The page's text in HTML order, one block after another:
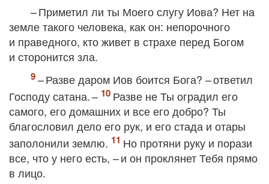
– Приметил ли ты Моего слугу Иова? Нет на
земле такого человека, как он: непорочного
и праведного, кто живет в страхе перед Богом
и сторонится зла.
– Разве даром Иов боится Бога? – ответил
Господу сатана. –
Разве не Ты оградил его
самого, его домашних и все его добро? Ты
благословил дело его рук, и его стада и отары
заполонили землю.
Но протяни руку и порази
все, что у него есть, – и он проклянет Тебя прямо
в лицо.